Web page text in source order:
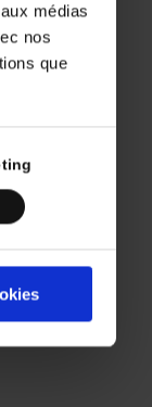
médias
nos
que